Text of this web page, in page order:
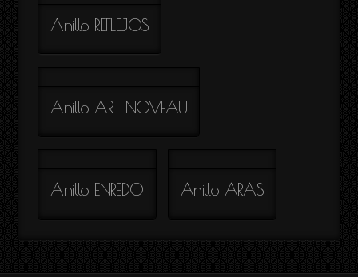
Anillo REFLEJOS
Anillo ART NOVEAU
Anillo ENREDO Anillo ARAS